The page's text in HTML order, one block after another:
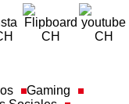
Sociales